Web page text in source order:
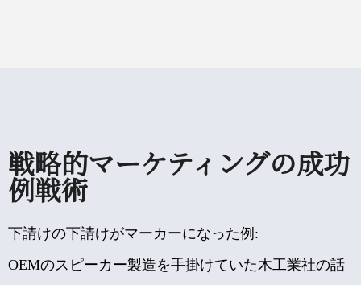
戦略的マーケティングの成功
例戦術
下請けの下請けがマーカーになった例:
OEMのスピーカー製造を手掛けていた木工業社の話